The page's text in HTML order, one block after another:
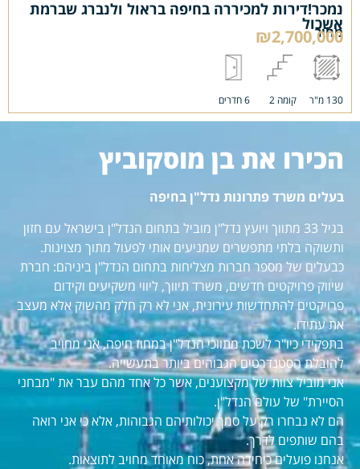
נמכר!דירות למכיררה בחיפה בראול ולנברג שברמת
אשכול
מחיר
₪2,700,000
130 מ"ר קומה 2 6 חדרים
הכירו את בן מוסקוביץ
בעלים משרד פתרונות נדל"ן בחיפה
בגיל 33 מתווך ויועץ נדל"ן מוביל בתחום הנדל"ן בישראל עם חזון
ותשוקה בלתי מתפשרים שמניעים אותי לפעול מתוך מצוינות.
כבעלים של מספר חברות מצליחות בתחום הנדל"ן ביניהם: חברת
שיווק פרויקטים חדשים, משרד תיווך, ליווי משקיעים וקידום
פרויקטים להתחדשות עירונית, אני לא רק חלק מהשוק אלא מעצב
את עתידו.
בתפקידי כיו"ר לשכת מתווכי הנדל"ן במחוז חיפה, אני מחויב
להובלת הסטנדרטים הגבוהים ביותר בתעשייה.
אני מוביל צוות של מקצוענים, אשר כל אחד מהם עבר את "מבחני
הסיירת" של עולם הנדל"ן.
הם לא נבחרו רק על סמך יכולותיהם הגבוהות, אלא כי אני רואה
בהם שותפים לדרך.
אנחנו פועלים כיחידה אחת, כוח מאוחד מחויב לתוצאות.